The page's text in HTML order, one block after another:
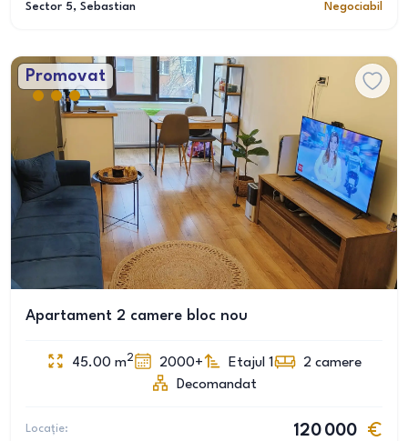
Sector 5, Sebastian Negociabil
Promovat
Apartament 2 camere bloc nou
45.00 m2 2000+ Etajul 1 2 camere
Decomandat
Locație:
120 000